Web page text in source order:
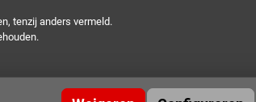
tenzij anders vermeld.